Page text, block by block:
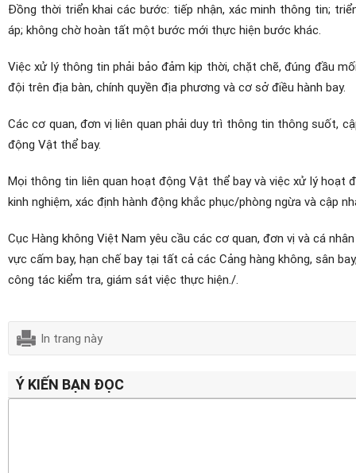
Đồng thời triển khai các bước: tiếp nhận, xác minh thông tin;
áp; không chờ hoàn tất một bước mới thực hiện bước khác.
Việc xử lý thông tin phải bảo đảm kịp thời, chặt chẽ, đúng đầu
đội trên địa bàn, chính quyền địa phương và cơ sở điều hành bay.
Các cơ quan, đơn vị liên quan phải duy trì thông tin thông suốt,
động Vật thể bay.
Mọi thông tin liên quan hoạt động Vật thể bay và việc xử lý hoạt
kinh nghiệm, xác định hành động khắc phục/phòng ngừa và cập
Cục Hàng không Việt Nam yêu cầu các cơ quan, đơn vị và cá
vực cấm bay, hạn chế bay tại tất cả các Cảng hàng không, sân
công tác kiểm tra, giám sát việc thực hiện./.
In trang này
Ý KIẾN BẠN ĐỌC